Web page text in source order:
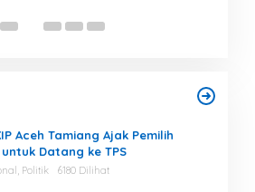
Aceh Tamiang Ajak Pemilih
Datang ke TPS
Politik 6180 Dilihat